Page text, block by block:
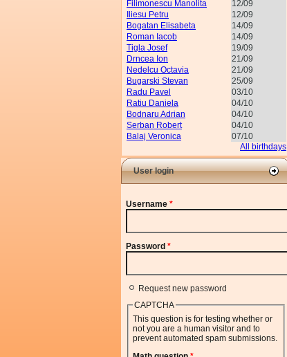
Filimonescu Manolita
12/09
Iliesu Petru
12/09
Bogatan Elisabeta
14/09
Roman Iacob
14/09
Tigla Josef
19/09
Drncea Ion
21/09
Nedelcu Octavia
21/09
Bugarski Stevan
25/09
Radu Pavel
03/10
Ratiu Daniela
04/10
Bodnaru Adrian
04/10
Serban Robert
04/10
Balaj Veronica
07/10
All birthdays
User login
Username *
Password *
Request new password
CAPTCHA
This question is for testing whether or
not you are a human visitor and to
prevent automated spam submissions.